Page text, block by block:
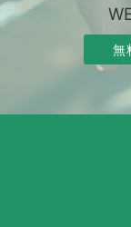
無